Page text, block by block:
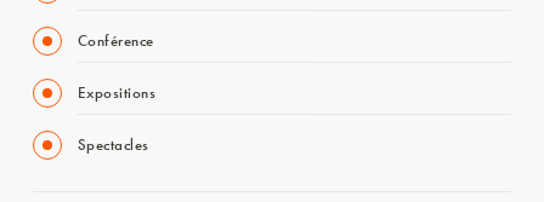
Conférence
Expositions
Spectacles